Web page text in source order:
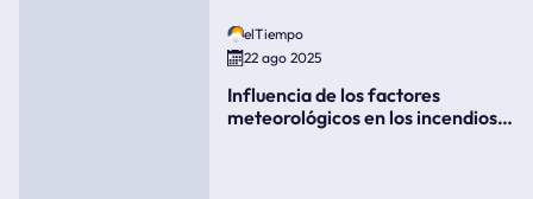
elTiempo
22 ago 2025
Influencia de los factores
meteorológicos en los incendios